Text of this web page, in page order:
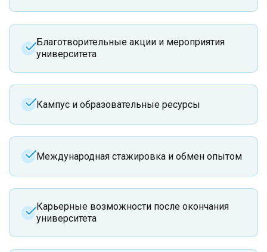
Благотворительные акции и мероприятия
университета
Кампус и образовательные ресурсы
Международная стажировка и обмен опытом
Карьерные возможности после окончания
университета